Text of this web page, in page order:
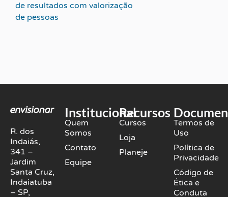
de resultados com valorização
de pessoas
R. dos
Indaiás,
341 –
Jardim
Santa Cruz,
Indaiatuba
– SP,
Institucional
Quem
Somos
Contato
Equipe
Recursos
Cursos
Loja
Planeje
Termos de
Uso
Política de
Privacidade
Código de
Ética e
Conduta